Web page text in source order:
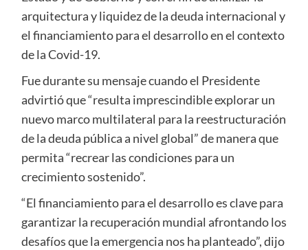
arquitectura y liquidez de la deuda internacional y
el financiamiento para el desarrollo en el contexto
de la Covid-19.
Fue durante su mensaje cuando el Presidente
advirtió que “resulta imprescindible explorar un
nuevo marco multilateral para la reestructuración
de la deuda pública a nivel global” de manera que
permita “recrear las condiciones para un
crecimiento sostenido”.
“El financiamiento para el desarrollo es clave para
garantizar la recuperación mundial afrontando los
desafíos que la emergencia nos ha planteado”, dijo